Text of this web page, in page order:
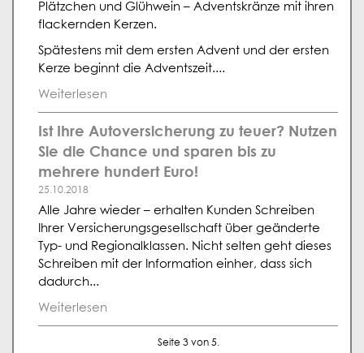
Plätzchen und Glühwein – Adventskränze mit ihren
flackernden Kerzen.
Spätestens mit dem ersten Advent und der ersten
Kerze beginnt die Adventszeit....
Weiterlesen
Ist Ihre Autoversicherung zu teuer? Nutzen
Sie die Chance und sparen bis zu
mehrere hundert Euro!
25.10.2018
Alle Jahre wieder – erhalten Kunden Schreiben
Ihrer Versicherungsgesellschaft über geänderte
Typ- und Regionalklassen. Nicht selten geht dieses
Schreiben mit der Information einher, dass sich
dadurch...
Weiterlesen
Seite 3 von 5.